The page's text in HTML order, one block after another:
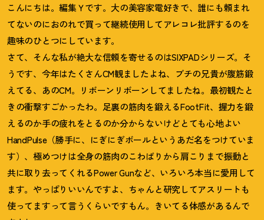
こんにちは。編集Ｙです。大の美容家電好きで、誰にも頼まれ
てないのにおのれで買って継続使用してアレコレ批評するのを
趣味のひとつにしています。
さて、そんな私が絶大な信頼を寄せるのはSIXPADシリーズ。そ
うです、今年はたくさんCM観ましたよね、ブチの兄貴が腹筋鍛
えてる、あのCM。リボーンリボーンしてましたね。最初観たと
きの衝撃すごかったわ。足裏の筋肉を鍛えるFootFit、握力を鍛
えるのか手の疲れをとるのか分からないけどとても心地よい
HandPulse（勝手に、にぎにぎボールというあだ名をつけていま
す）、極めつけは全身の筋肉のこわばりから肩こりまで振動と
共に取り去ってくれるPower Gunなど、いろいろ本当に愛用して
ます。やっぱりいいんですよ、ちゃんと研究してアスリートも
使ってますって言うくらいですもん。きいてる体感があるんで